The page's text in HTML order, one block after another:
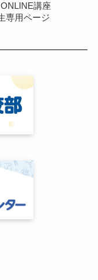
講座
専用ページ